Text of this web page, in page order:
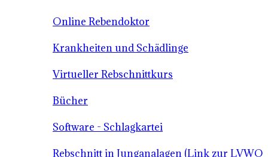
Online Rebendoktor
Krankheiten und Schädlinge
Virtueller Rebschnittkurs
Bücher
Software - Schlagkartei
Rebschnitt in Junganalagen (Link zur LVWO